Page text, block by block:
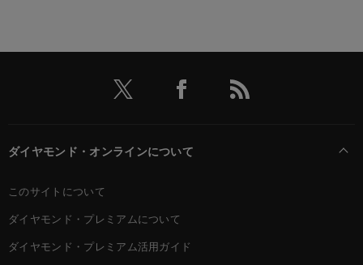
ダイヤモンド・オンラインについて
このサイトについて
ダイヤモンド・プレミアムについて
ダイヤモンド・プレミアム活用ガイド